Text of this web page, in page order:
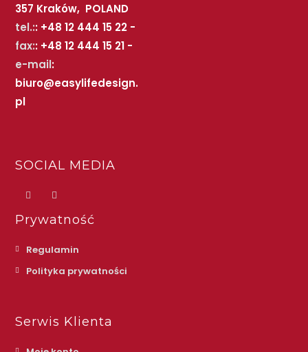
357 Kraków, POLAND
tel.:: +48 12 444 15 22 -
fax:: +48 12 444 15 21 -
e-mail:
biuro@easylifedesign.
pl
SOCIAL MEDIA
Prywatność
Regulamin
Polityka prywatności
Serwis Klienta